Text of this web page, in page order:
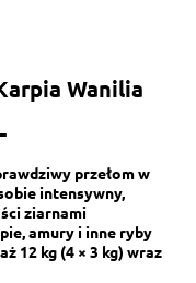
Wanilia
przełom w
intensywny,
ziarnami
amury i inne ryby
12 kg (4 × 3 kg) wraz